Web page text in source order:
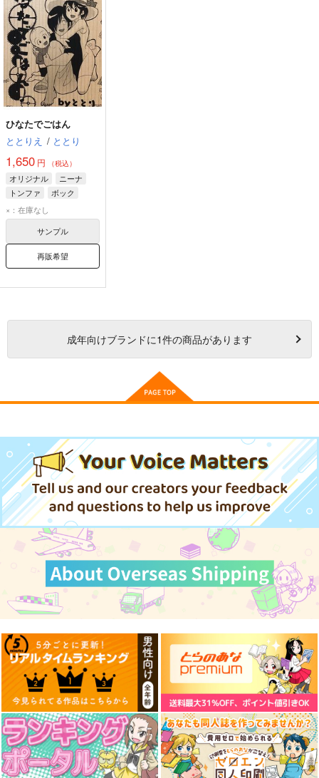
ひなたでごはん
ととりえ / ととり
1,650 円 （税込）
オリジナル
ニーナ
トンファ
ボック
×：在庫なし
サンプル
再販希望
成年向けブランドに1件の商品があります